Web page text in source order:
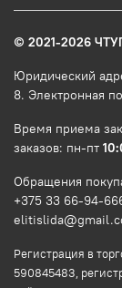
© 2021-2026
Юридический
8. Электронная
Время приема
заказов: пн-пт
Обращения
+375 33 66-94-
Регистрация в
590845483,